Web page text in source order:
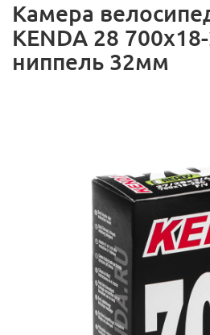
Камера
KENDA 28
ниппель 32мм